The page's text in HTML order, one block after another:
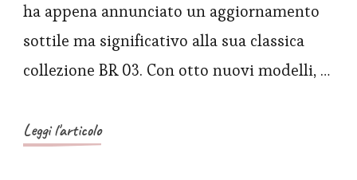
Ross
BR
03
ha appena annunciato un aggiornamento
sottile ma significativo alla sua classica
collezione BR 03. Con otto nuovi modelli, …
Leggi l'articolo